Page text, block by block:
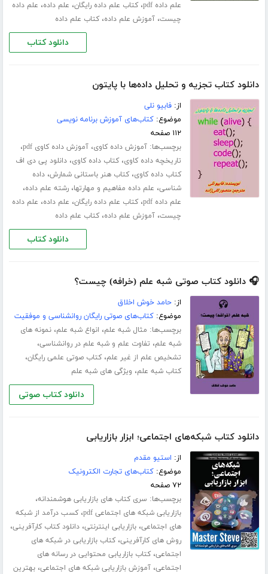
علم داده pdf ،کتاب علم داده رایگان، علم داده، علم داده
چیست،آموزش علم داده،کتاب علم داده
دانلود کتاب
دانلود کتاب تجزیه و تحلیل داده‌ها با پایتون
از:فابیو نلی
موضوع:کتاب‌های آموزش برنامه نویسی
۱۱۲ صفحه
برچسب‌ها:آموزش داده کاوی،آموزش داده کاوی pdf ،
تاریخچه داده کاوی،کتاب داده کاوی،دانلود پی دی اف
کتاب داده کاوی،کتاب هنر باستانی شمارش،داده
شناسی، علم داده مفاهیم و مهارتها،رشته علم داده،
علم داده pdf ،کتاب علم داده رایگان، علم داده، علم داده
چیست،آموزش علم داده،کتاب علم داده
دانلود کتاب
🎧 دانلود کتاب صوتی شبه علم (خرافه) چیست؟
از:حامد خوش اخلاق
موضوع:کتاب‌های صوتی رایگان روانشناسی و موفقیت
برچسب‌ها: مثال شبه علم، انواع شبه علم،نمونه های
شبه علم، تفاوت علم و شبه علم در روانشناسی،
تشخیص علم از غیر علم،کتاب صوتی علمی رایگان،
کتاب شبه علم، ویژگی های شبه علم
دانلود کتاب صوتی
دانلود کتاب شبکه‌های اجتماعی؛ ابزار بازاریابی
از: استیو مقدم
موضوع:کتاب‌های تجارت الکترونیک
۷۲ صفحه
برچسب‌ها: سری کتاب های بازاریابی هوشمندانه،
بازاریابی شبکه های اجتماعی pdf ،کسب درآمد از شبکه
های اجتماعی،بازاریابی اینترنتی،دانلود کتاب کارآفرینی،
روش های کارآفرینی،کتاب بازاریابی در شبکه های
اجتماعی،کتاب بازاریابی محتوایی در رسانه های
اجتماعی،آموزش بازاریابی شبکه های اجتماعی،بهترین